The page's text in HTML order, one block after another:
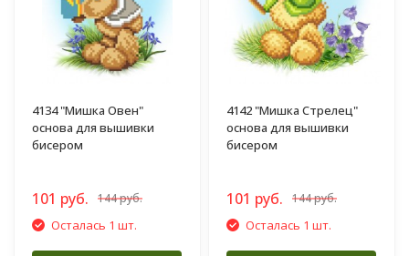
4134 "Мишка Овен"
основа для вышивки
бисером
101 руб. 144 руб.
Осталась 1 шт.
4142 "Мишка Стрелец"
основа для вышивки
бисером
101 руб. 144 руб.
Осталась 1 шт.